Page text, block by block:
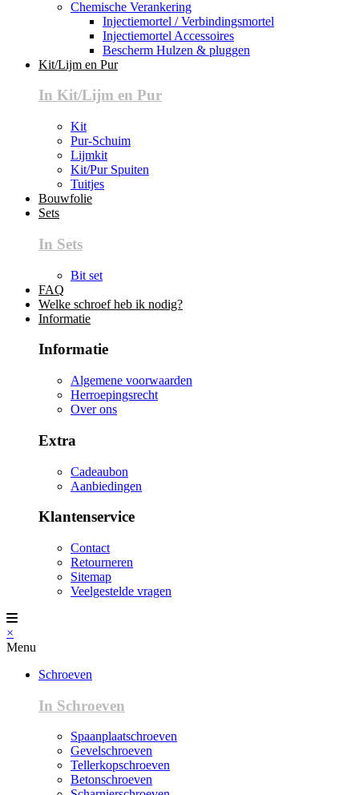
Chemische Verankering
Injectiemortel / Verbindingsmortel
Injectiemortel Accessoires
Bescherm Hulzen & pluggen
Kit/Lijm en Pur
In Kit/Lijm en Pur
Kit
Pur-Schuim
Lijmkit
Kit/Pur Spuiten
Tuitjes
Bouwfolie
Sets
In Sets
Bit set
FAQ
Welke schroef heb ik nodig?
Informatie
Informatie
Algemene voorwaarden
Herroepingsrecht
Over ons
Extra
Cadeaubon
Aanbiedingen
Klantenservice
Contact
Retourneren
Sitemap
Veelgestelde vragen
×
Menu
Schroeven
In Schroeven
Spaanplaatschroeven
Gevelschroeven
Tellerkopschroeven
Betonschroeven